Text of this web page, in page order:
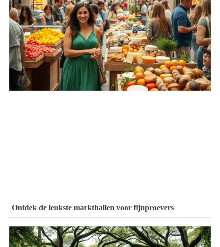
Ontdek de leukste markthallen voor fijnproevers